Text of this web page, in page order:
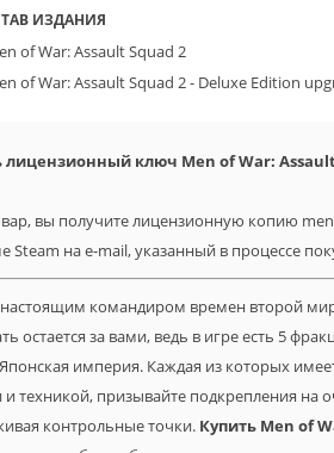
ИЗДАНИЯ
of War: Assault Squad 2
of War: Assault Squad 2 - Deluxe Edition
лицензионный ключ Men of War:
вы получите лицензионную копию
Steam на e-mail, указанный в процессе
настоящим командиром времен второй
остается за вами, ведь в игре есть 5
империя. Каждая из которых
техникой, призывайте подкрепления на
контрольные точки. Купить Men of